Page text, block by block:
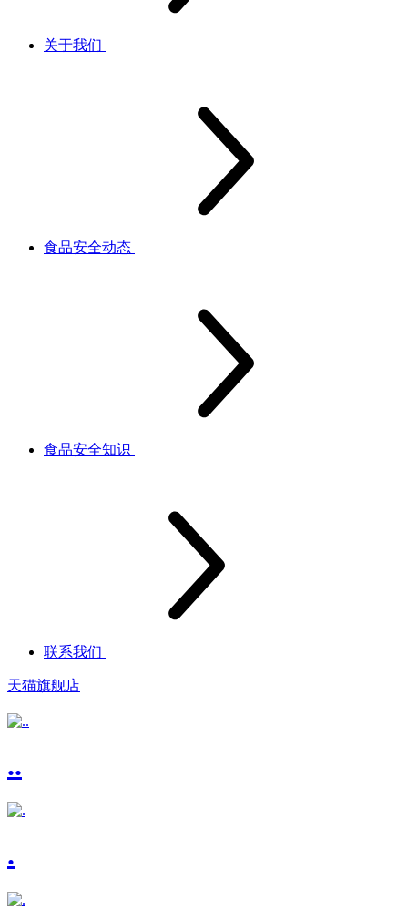
关于我们
食品安全动态
食品安全知识
联系我们
天猫旗舰店
..
.